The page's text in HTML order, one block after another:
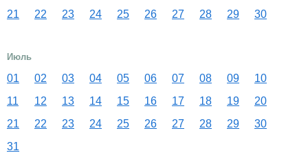
21
22 23 24 25 26 27 28 29 30
Июль
01 02 03 04 05 06 07 08 09
10
11
12 13 14 15 16 17 18 19
20
21
22 23 24 25 26 27 28 29
30
31